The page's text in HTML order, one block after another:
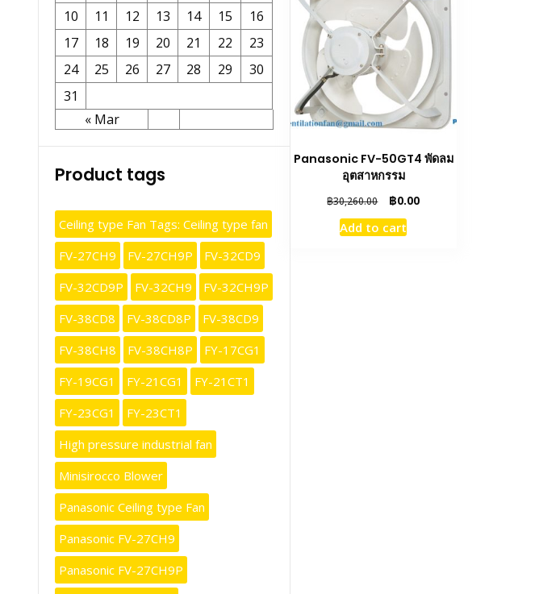
Panasonic FV-50GT4 พัดลม
อุตสาหกรรม
฿30,260.00
Original
price
was:
฿0.00Current
Add to cart
10
11 12 13 14 15
16
17
18 19 20 21 22
23
24
25 26 27 28 29
30
31
« Mar
Product tags
Ceiling type Fan Tags: Ceiling type fan
FV-27CH9
FV-27CH9P
FV-32CD9
FV-32CD9P
FV-32CH9
FV-32CH9P
FV-38CD8
FV-38CD8P
FV-38CD9
FV-38CH8
FV-38CH8P
FY-17CG1
FY-19CG1
FY-21CG1
FY-21CT1
FY-23CG1
FY-23CT1
High pressure industrial fan
Minisirocco Blower
Panasonic Ceiling type Fan
Panasonic FV-27CH9
Panasonic FV-27CH9P